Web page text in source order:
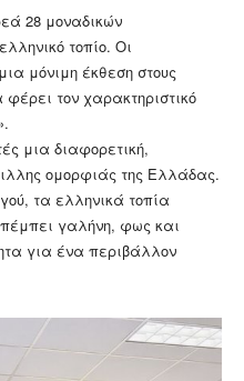
28 μοναδικών
τοπίο. Οι
μόνιμη έκθεση στους
φέρει τον χαρακτηριστικό
μια διαφορετική,
ομορφιάς της Ελλάδας.
τα ελληνικά τοπία
γαλήνη, φως και
για ένα περιβάλλον